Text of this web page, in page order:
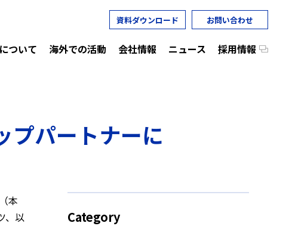
資料ダウンロード お問い合わせ
ついて 海外での活動 会社情報 ニュース 採用情報
パートナーに
本
、以
Category